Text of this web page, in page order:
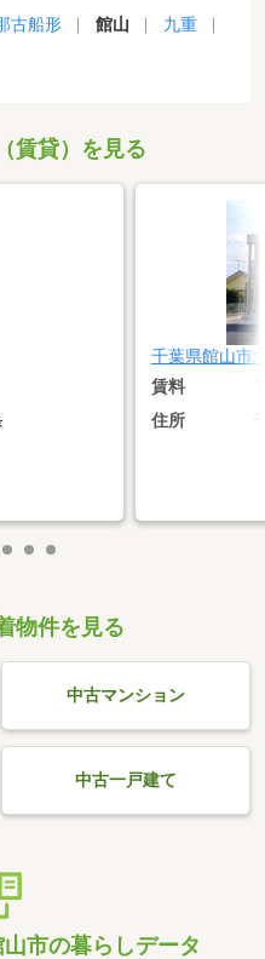
古船形 館山 九重
賃貸）を見る
千葉県館山市
賃料
住所
物件を見る
中古マンション
中古一戸建て
市の暮らしデータ